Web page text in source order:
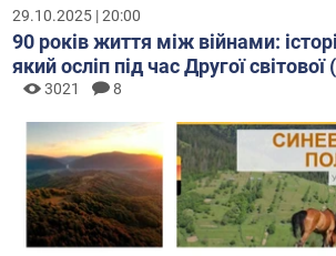
29.10.2025 | 20:00
90 років життя між війнами:
який осліп під час Другої
3021 8